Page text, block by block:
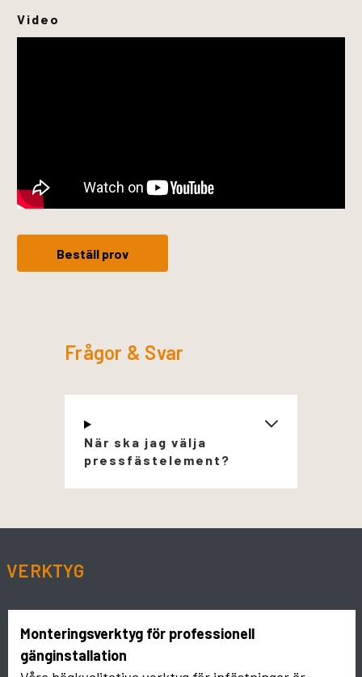
Video
Beställ prov
Frågor & Svar
När ska jag välja
pressfästelement?
VERKTYG
Monteringsverktyg för professionell
gänginstallation